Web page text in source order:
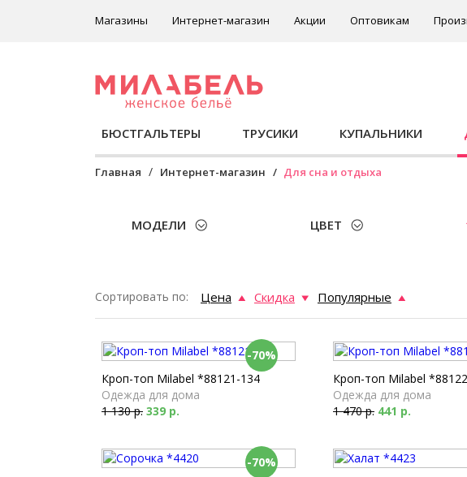
Магазины Интернет-магазин Акции Оптовикам
БЮСТГАЛЬТЕРЫ ТРУСИКИ КУПАЛЬНИКИ
Главная Интернет-магазин Для сна и отдыха
МОДЕЛИ ЦВЕТ
Сортировать по: Цена Скидка Популярные
-70%
Кроп-топ Milabel *88121-134
Одежда для дома
1 130 р. 339 р.
Кроп-топ Milabel
Одежда для дома
1 470 р. 441 р.
-70%